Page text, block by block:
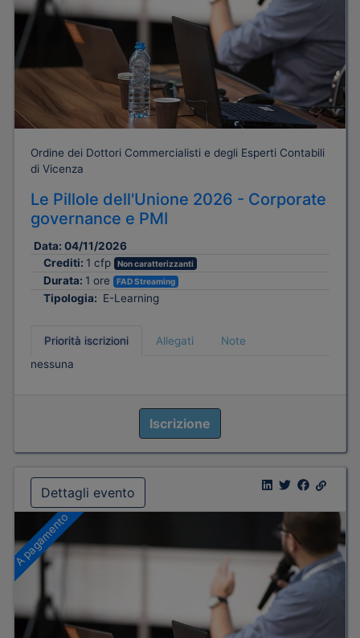
Ordine dei Dottori Commercialisti e degli Esperti Contabili
di Vicenza
Le Pillole dell'Unione 2026 - Corporate
governance e PMI
Data: 04/11/2026
Crediti: 1 cfp Non caratterizzanti
Durata: 1 ore FAD Streaming
Tipologia: E-Learning
Priorità iscrizioni Allegati
Note
nessuna
Iscrizione
Dettagli evento
A pagamento